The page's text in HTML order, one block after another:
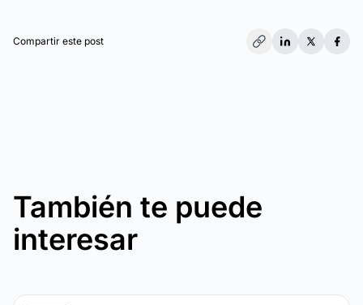
Compartir este post
También te puede
interesar